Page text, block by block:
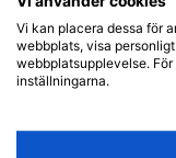
till flera
underlätta
Effektiv
Vi kan placera dessa för
webbplats, visa
webbplatsupplevelse.
inställningarna.